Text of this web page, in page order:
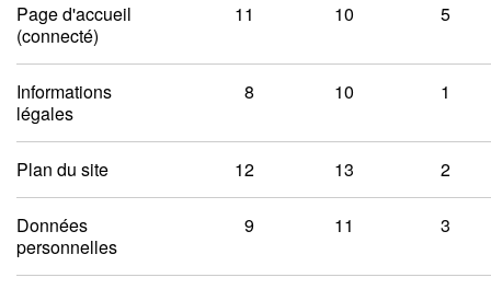
Page d'accueil
(connecté)
11 10 5
Informations
légales
8 10 1
Plan du site 12 13 2
Données
personnelles
9 11 3